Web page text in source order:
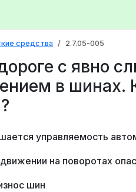
средства 2.7.05-005
с явно
в шинах.
управляемость
на поворотах
шин